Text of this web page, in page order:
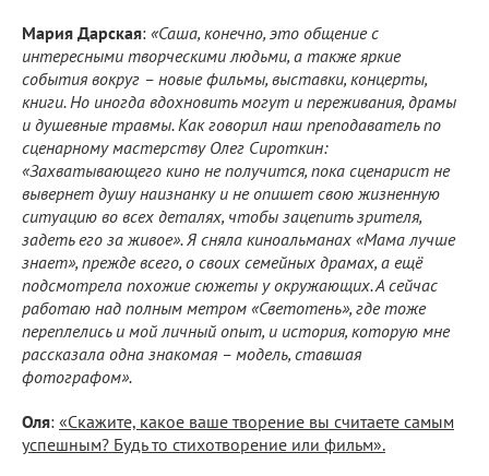
Мария Дарская: «Саша, конечно, это общение с
интересными творческими людьми, а также яркие
события вокруг – новые фильмы, выставки, концерты,
книги. Но иногда вдохновить могут и переживания, драмы
и душевные травмы. Как говорил наш преподаватель по
сценарному мастерству Олег Сироткин:
«Захватывающего кино не получится, пока сценарист не
вывернет душу наизнанку и не опишет свою жизненную
ситуацию во всех деталях, чтобы зацепить зрителя,
задеть его за живое». Я сняла киноальманах «Мама лучше
знает», прежде всего, о своих семейных драмах, а ещё
подсмотрела похожие сюжеты у окружающих. А сейчас
работаю над полным метром «Светотень», где тоже
переплелись и мой личный опыт, и история, которую мне
рассказала одна знакомая – модель, ставшая
фотографом».
Оля: «Скажите, какое ваше творение вы считаете самым
успешным? Будь то стихотворение или фильм».